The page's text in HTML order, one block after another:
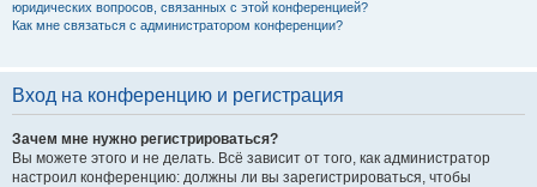
юридических вопросов, связанных с этой конференцией?
Как мне связаться с администратором конференции?
Вход на конференцию и регистрация
Зачем мне нужно регистрироваться?
Вы можете этого и не делать. Всё зависит от того, как администратор
настроил конференцию: должны ли вы зарегистрироваться, чтобы